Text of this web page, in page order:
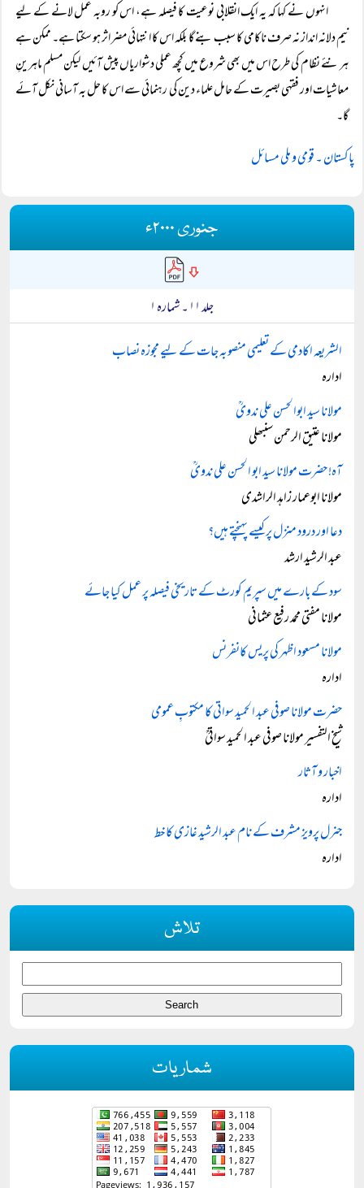
انہوں نے کہا کہ یہ ایک انقلابی نوعیت کا فیصلہ ہے، اس کو روبہ عمل لانے کے لیے
نیم دلانہ انداز نہ صرف ناکامی کا سبب بنے گا بلکہ اس کا انتہائی مضر اثر ہو سکتا ہے۔ ممکن ہے
ہر نئے نظام کی طرح اس میں بھی شروع میں کچھ عملی دشواریاں پیش آئیں لیکن مسلم ماہرینِ
معاشیات اور فقہی بصیرت کے حامل علماء دین کی رہنمائی سے اس کا حل بہ آسانی نکل آئے
گا۔
پاکستان ۔ قومی و ملی مسائل
جنوری ۲۰۰۰ء
جلد ۱۱ ۔ شمارہ ۱
الشریعہ اکادمی کے تعلیمی منصوبہ جات کے لیے مجوزہ نصاب
ادارہ
مولانا سید ابوالحسن علی ندویؒ
مولانا عتیق الرحمن سنبھلی
آہ! حضرت مولانا سید ابو الحسن علی ندویؒ
مولانا ابوعمار زاہد الراشدی
دعا اور درود منزل پر کیسے پہنچتے ہیں؟
عبد الرشید ارشد
سود کے بارے میں سپریم کورٹ کے تاریخی فیصلہ پر عمل کیا جائے
مولانا مفتی محمد رفیع عثمانی
مولانا مسعود اظہر کی پریس کانفرنس
ادارہ
حضرت مولانا صوفی عبد الحمید سواتی کا مکتوبِ عمومی
شیخ التفسیر مولانا صوفی عبد الحمید سواتیؒ
اخبار و آثار
ادارہ
جنرل پرویز مشرف کے نام عبد الرشید غازی کا خط
ادارہ
تلاش
شماریات